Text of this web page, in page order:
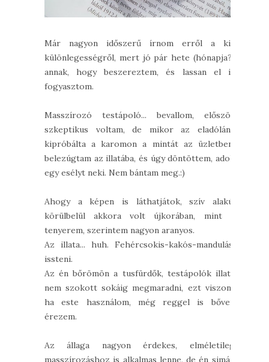
Már nagyon időszerű írnom erről a kis
különlegességről, mert jó pár hete (hónapja?)
annak, hogy beszereztem, és lassan el is
fogyasztom.
Masszírozó testápoló... bevallom, először
szkeptikus voltam, de mikor az eladólány
kipróbálta a karomon a mintát az üzletben,
belezúgtam az illatába, és úgy döntöttem, adok
egy esélyt neki. Nem bántam meg.:)
Ahogy a képen is láthatjátok, szív alakú,
körülbelül akkora volt újkorában, mint a
tenyerem, szerintem nagyon aranyos.
Az illata... huh. Fehércsokis-kakós-mandulás,
issteni.
Az én bőrömön a tusfürdők, testápolók illata
nem szokott sokáig megmaradni, ezt viszont
ha este használom, még reggel is bőven
érezem.
Az állaga nagyon érdekes, elméletileg
masszírozáshoz is alkalmas lenne, de én simán